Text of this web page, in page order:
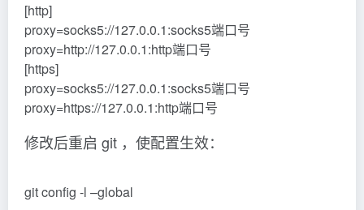
[http]
proxy=socks5://127.0.0.1:socks5端口号
proxy=http://127.0.0.1:http端口号
[https]
proxy=socks5://127.0.0.1:socks5端口号
proxy=https://127.0.0.1:http端口号
修改后重启 git ，使配置生效：
git config -l –global